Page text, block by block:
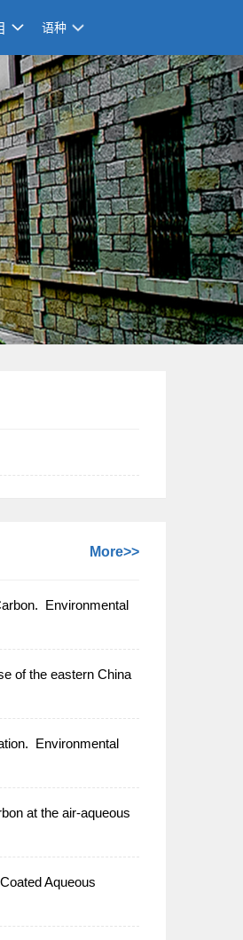
语种
More>>
Environmental
of the eastern China
Environmental
at the air-aqueous
Aqueous